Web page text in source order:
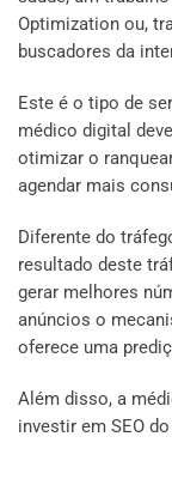
Optimization ou,
buscadores da
Este é o tipo de
médico digital
otimizar o
agendar mais
Diferente do
resultado deste
gerar melhores
anúncios o
oferece uma
Além disso, a
investir em SEO